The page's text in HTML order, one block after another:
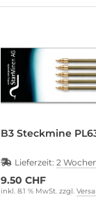
B3 Steckmine
Lieferzeit: 2
9.50 CHF
inkl. 8.1 % MwSt. zzgl.